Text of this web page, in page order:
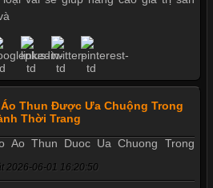
Thun Được Ưa Chuộng Trong
Thời Trang
2026-06-01 16:20:50